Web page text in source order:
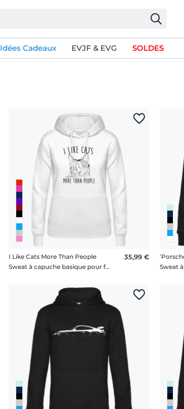
Idées Cadeaux EVJF & EVG SOLDES
I Like Cats More Than People
Sweat à capuche basique pour femme
35,99 €